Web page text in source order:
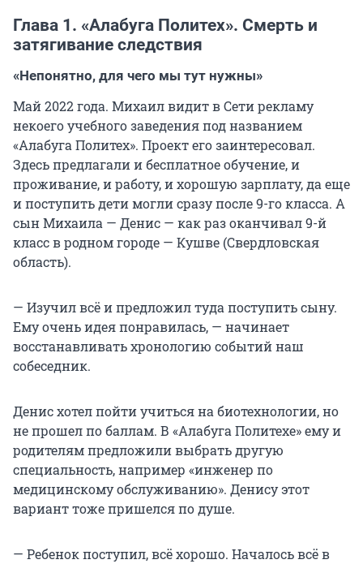
Глава 1. «Алабуга Политех». Смерть и
затягивание следствия
«Непонятно, для чего мы тут нужны»
Май 2022 года. Михаил видит в Сети рекламу
некоего учебного заведения под названием
«Алабуга Политех». Проект его заинтересовал.
Здесь предлагали и бесплатное обучение, и
проживание, и работу, и хорошую зарплату, да еще
и поступить дети могли сразу после 9-го класса. А
сын Михаила — Денис — как раз оканчивал 9-й
класс в родном городе — Кушве (Свердловская
область).
— Изучил всё и предложил туда поступить сыну.
Ему очень идея понравилась, — начинает
восстанавливать хронологию событий наш
собеседник.
Денис хотел пойти учиться на биотехнологии, но
не прошел по баллам. В «Алабуга Политехе» ему и
родителям предложили выбрать другую
специальность, например «инженер по
медицинскому обслуживанию». Денису этот
вариант тоже пришелся по душе.
— Ребенок поступил, всё хорошо. Началось всё в